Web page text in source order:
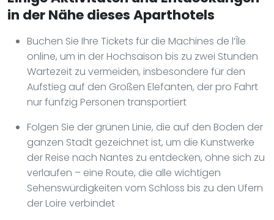
in der Nähe dieses Aparthotels
Buchen Sie Ihre Tickets für die Machines de l’Île
online, um in der Hochsaison bis zu zwei Stunden
Wartezeit zu vermeiden, insbesondere für den
Aufstieg auf den Großen Elefanten, der pro Fahrt
nur fünfzig Personen transportiert
Folgen Sie der grünen Linie, die auf den Boden der
ganzen Stadt gezeichnet ist, um die Kunstwerke
der Reise nach Nantes zu entdecken, ohne sich zu
verlaufen – eine Route, die alle wichtigen
Sehenswürdigkeiten vom Schloss bis zu den Ufern
der Loire verbindet